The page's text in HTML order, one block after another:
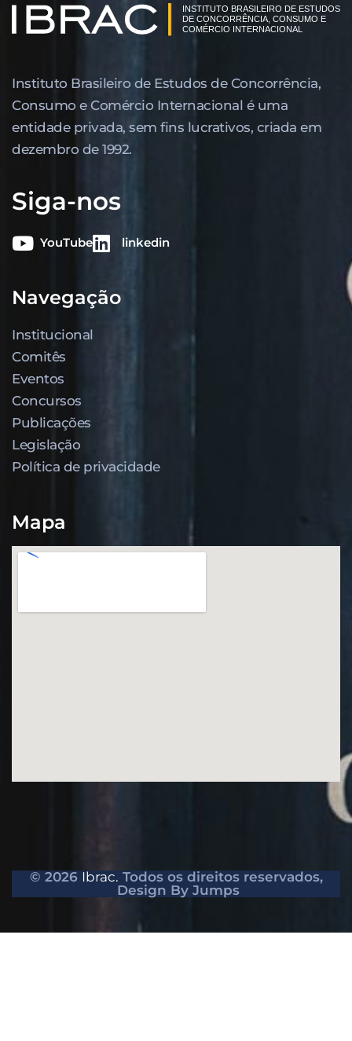
Instituto Brasileiro de Estudos de Concor­rência,
Consumo e Comércio Internacional é uma
entidade privada, sem fins lucrativos, criada em
dezembro de 1992.
Siga-nos
YouTube linkedin
Navegação
Institucional
Comitês
Eventos
Concursos
Publicações
Legislação
Política de privacidade
Mapa
© 2026 Ibrac. Todos os direitos reservados,
Design By Jumps